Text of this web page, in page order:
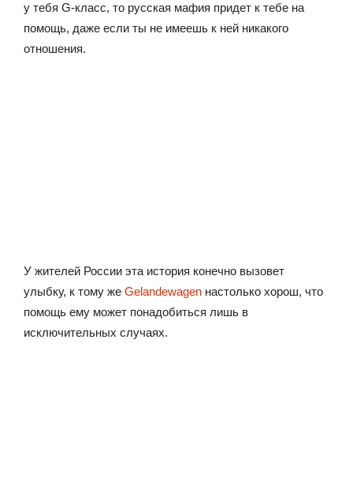
у тебя G-класс, то русская мафия придет к тебе на
помощь, даже если ты не имеешь к ней никакого
отношения.
У жителей России эта история конечно вызовет
улыбку, к тому же Gelandewagen настолько хорош, что
помощь ему может понадобиться лишь в
исключительных случаях.